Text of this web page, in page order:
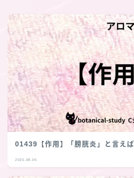
01439【作用】「膀胱炎」と言えば
2026.08.06